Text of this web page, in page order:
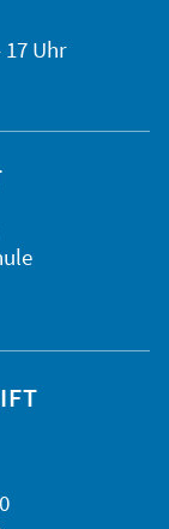
17 Uhr